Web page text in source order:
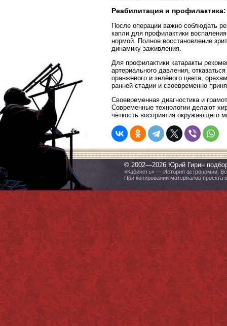
Реабилитация и
После операции важно соблюдать
капли для профилактики
нормой. Полное восстановление
динамику заживления.
Для профилактики катаракты
артериального давления,
оранжевого и зелёного цвета,
ранней стадии и своевременно
Своевременная диагностика и
Современные технологии делают
чёткость восприятия окружающего
© 2002—2026 Юрий Гирин
«Кабинетъ» — История астрономии.
При копировании материалов проекта